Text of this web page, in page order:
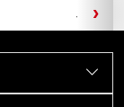
工具軟
›